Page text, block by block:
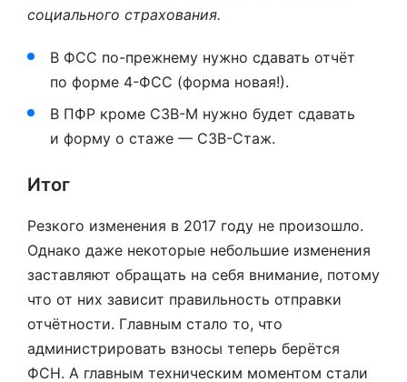
социального страхования.
В ФСС по-прежнему нужно сдавать отчёт
по форме 4-ФСС (форма новая!).
В ПФР кроме СЗВ-М нужно будет сдавать
и форму о стаже — СЗВ-Стаж.
Итог
Резкого изменения в 2017 году не произошло.
Однако даже некоторые небольшие изменения
заставляют обращать на себя внимание, потому
что от них зависит правильность отправки
отчётности. Главным стало то, что
администрировать взносы теперь берётся
ФСН. А главным техническим моментом стали